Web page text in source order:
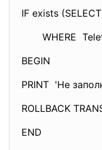
IF exists
WHERE
BEGIN
PRINT 'Не
ROLLBACK
END